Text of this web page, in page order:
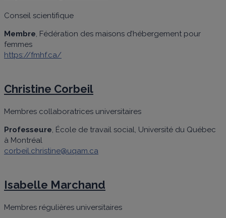
Conseil scientifique
Membre , Fédération des maisons d’hébergement pour
femmes
https://fmhf.ca/
Christine Corbeil
Membres collaboratrices universitaires
Professeure , École de travail social, Université du Québec
à Montréal
corbeil.christine@uqam.ca
Isabelle Marchand
Membres régulières universitaires